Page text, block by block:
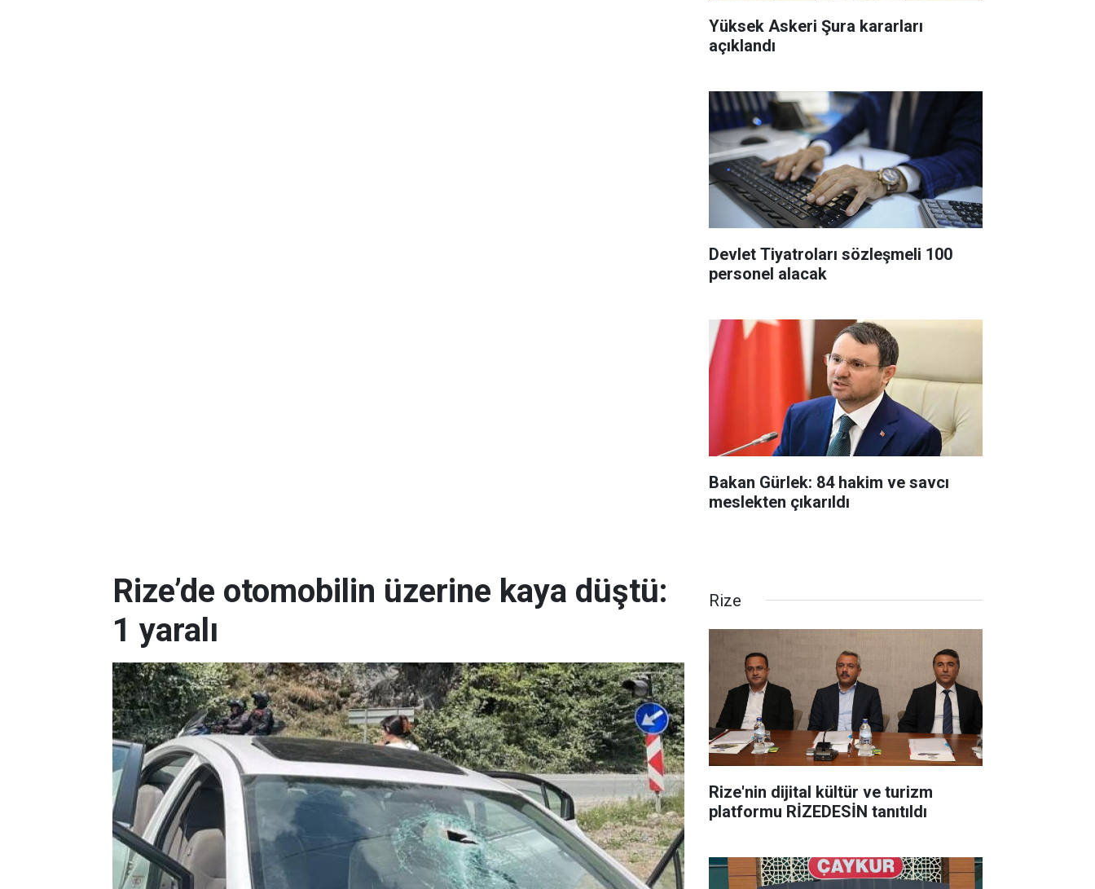
Yüksek Askeri Şura kararları
açıklandı
Devlet Tiyatroları sözleşmeli 100
personel alacak
Bakan Gürlek: 84 hakim ve savcı
meslekten çıkarıldı
Rize’de otomobilin üzerine kaya düştü:
1 yaralı
Rize
Rize'nin dijital kültür ve turizm
platformu RİZEDESİN tanıtıldı